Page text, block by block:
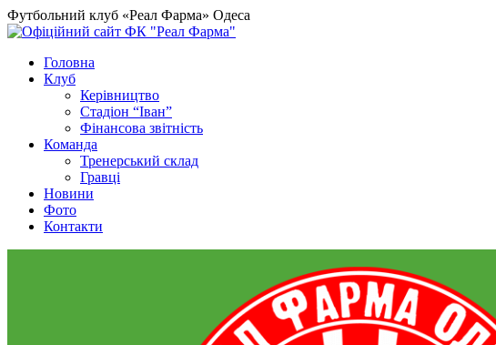
Футбольний клуб «Реал Фарма» Одеса
Головна
Клуб
Керівництво
Стадіон “Іван”
Фінансова звітність
Команда
Тренерський склад
Гравці
Новини
Фото
Контакти